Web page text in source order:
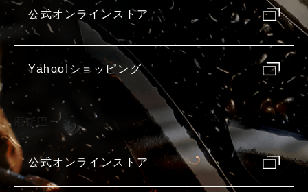
公式オンラインストア
Yahoo!ショッピング
庖斬巴
公式オンラインストア